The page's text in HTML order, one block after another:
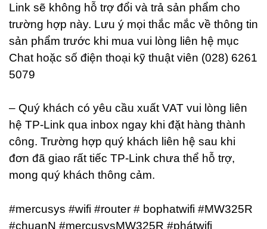
Link sẽ không hỗ trợ đổi và trả sản phẩm cho
trường hợp này. Lưu ý mọi thắc mắc về thông tin
sản phẩm trước khi mua vui lòng liên hệ mục
Chat hoặc số điện thoại kỹ thuật viên (028) 6261
5079
– Quý khách có yêu cầu xuất VAT vui lòng liên
hệ TP-Link qua inbox ngay khi đặt hàng thành
công. Trường hợp quý khách liên hệ sau khi
đơn đã giao rất tiếc TP-Link chưa thể hỗ trợ,
mong quý khách thông cảm.
#mercusys #wifi #router # bophatwifi #MW325R
#chuanN #mercusysMW325R #phátwifi